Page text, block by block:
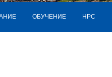
ОБУЧЕНИЕ НРС